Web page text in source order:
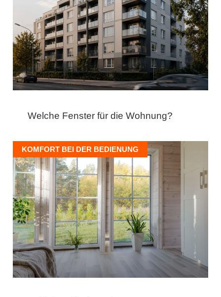
Welche Fenster für die Wohnung?
KOMFORT BEI DER BEDIENUNG